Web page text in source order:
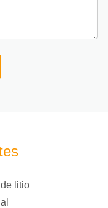
litio